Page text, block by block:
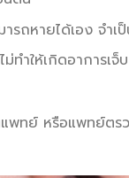
รถหายได้เอง จำ
ำให้เกิดอาการเ
แพทย์ หรือแพทย์ต